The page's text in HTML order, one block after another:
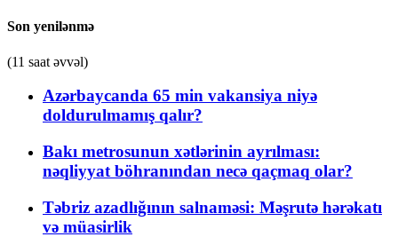
Son yenilənmə
(11 saat əvvəl)
Azərbaycanda 65 min vakansiya niyə
doldurulmamış qalır?
Bakı metrosunun xətlərinin ayrılması:
nəqliyyat böhranından necə qaçmaq olar?
Təbriz azadlığının salnaməsi: Məşrutə hərəkatı
və müasirlik